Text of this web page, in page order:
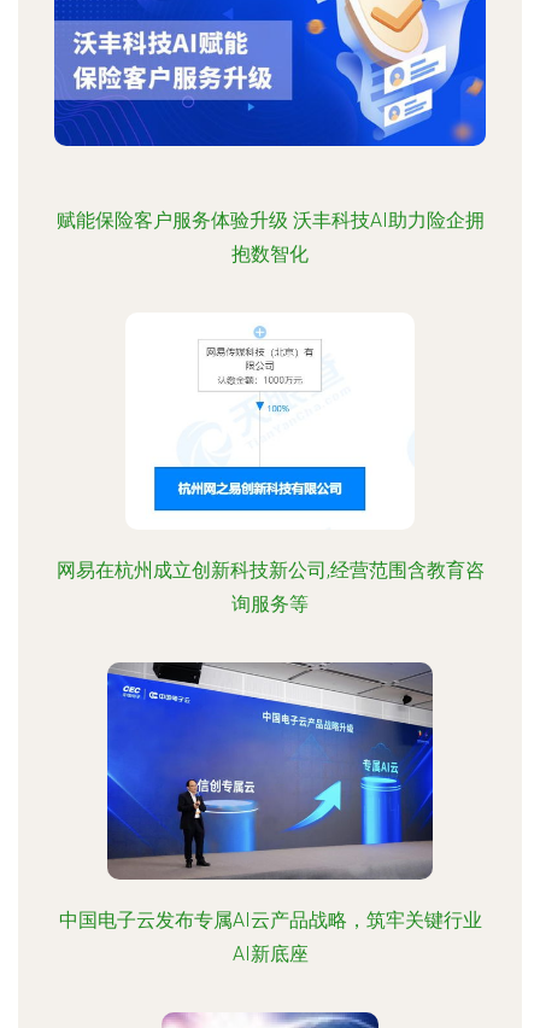
赋能保险客户服务体验升级 沃丰科技AI助力险企拥
抱数智化
网易在杭州成立创新科技新公司,经营范围含教育咨
询服务等
中国电子云发布专属AI云产品战略，筑牢关键行业
AI新底座